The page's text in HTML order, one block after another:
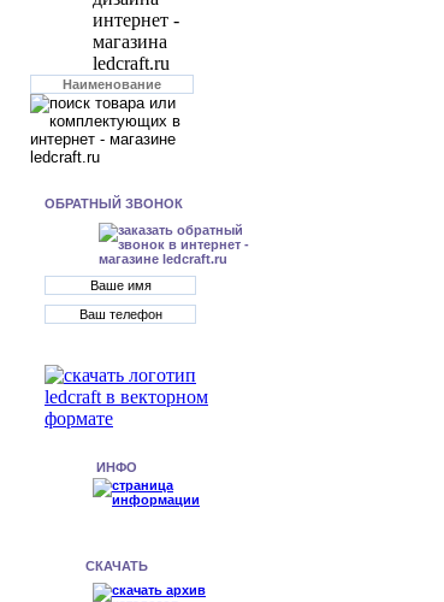
ОБРАТНЫЙ ЗВОНОК
ИНФО
СКАЧАТЬ